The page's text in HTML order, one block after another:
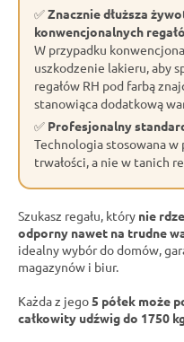
✅Znacznie dłuższa
konwencjonalnych
W przypadku
uszkodzenie lakieru, aby
regałów RH pod farbą
stanowiąca dodatkową
✅ Profesjonalny
Technologia stosowana
trwałości, a nie w tanich
Szukasz regału, który nie
odporny nawet na trudne
idealny wybór do domów,
magazynów i biur.
Każda z jego 5 półek może
całkowity udźwig do 1750